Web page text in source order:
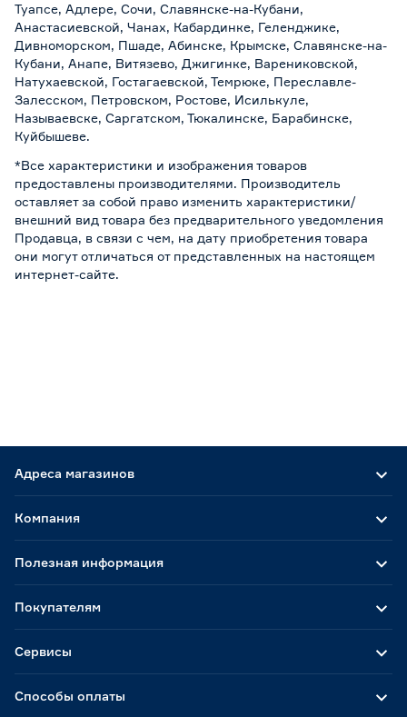
Туапсе, Адлере, Сочи, Славянске-на-Кубани,
Анастасиевской, Чанах, Кабардинке, Геленджике,
Дивноморском, Пшаде, Абинске, Крымске, Славянске-на-
Кубани, Анапе, Витязево, Джигинке, Варениковской,
Натухаевской, Гостагаевской, Темрюке, Переславле-
Залесском, Петровском, Ростове, Исилькуле,
Называевске, Саргатском, Тюкалинске, Барабинске,
Куйбышеве.
*Все характеристики и изображения товаров
предоставлены производителями. Производитель
оставляет за собой право изменить характеристики/
внешний вид товара без предварительного уведомления
Продавца, в связи с чем, на дату приобретения товара
они могут отличаться от представленных на настоящем
интернет-сайте.
Адреса магазинов
Способы оплаты
Компания
Полезная информация
Покупателям
Сервисы